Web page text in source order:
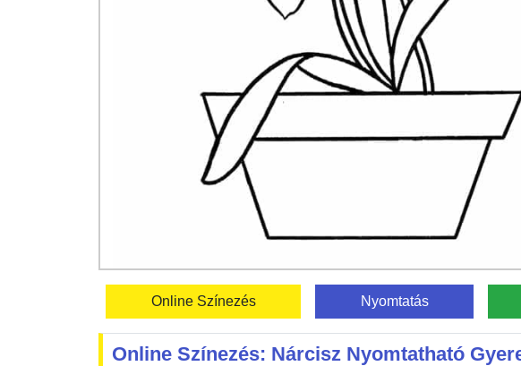
Online Színezés Nyomtatás
Online Színezés: Nárcisz Nyomtatható